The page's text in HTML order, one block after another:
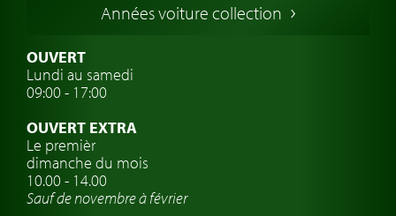
Voitures Suédoises
Assurance voiture de collection
Clubs de voitures classiques
Atelier de voitures anciennes
Montres de marque de voiture
Années voiture collection
OUVERT
Lundi au samedi
09:00 - 17:00
OUVERT EXTRA
Le premièr
dimanche du mois
10.00 - 14.00
Sauf de novembre à février